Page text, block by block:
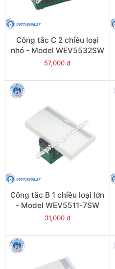
Công tắc C 2 chiều loại
nhỏ - Model WEV5532SW
57,000 đ
Công tắc B 1 chiều loại lớn
- Model WEV5511-7SW
31,000 đ